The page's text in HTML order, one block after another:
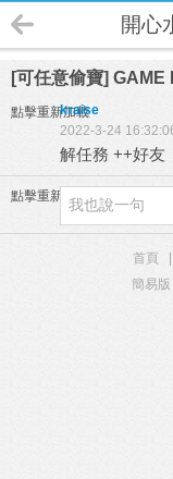
開心
[可任意偷寶] GAME
點擊重新加載
kraise
2022-3-24
解任務 ++好友
點擊重新加載
首頁
簡易版